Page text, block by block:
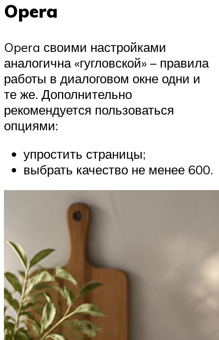
Opera
Opera своими настройками
аналогична «гугловской» – правила
работы в диалоговом окне одни и
те же. Дополнительно
рекомендуется пользоваться
опциями:
упростить страницы;
выбрать качество не менее 600.